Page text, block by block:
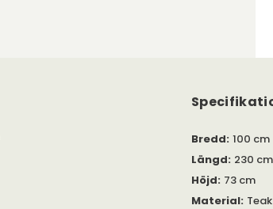
Bredd: 100 cm
Längd: 230 cm
Höjd: 73 cm
Material: Teak